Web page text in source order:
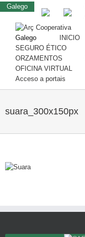
Galego
Galego INICIO
SEGURO ÉTICO
ORZAMENTOS
OFICINA VIRTUAL
Acceso a portais
suara_300x150px